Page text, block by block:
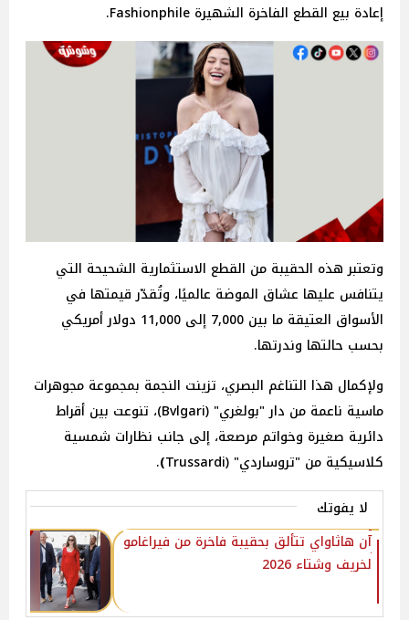
إعادة بيع القطع الفاخرة الشهيرة Fashionphile.
وتعتبر هذه الحقيبة من القطع الاستثمارية الشحيحة التي
يتنافس عليها عشاق الموضة عالميًا، وتُقدّر قيمتها في
الأسواق العتيقة ما بين 7,000 إلى 11,000 دولار أمريكي
بحسب حالتها وندرتها.
ولإكمال هذا التناغم البصري، تزينت النجمة بمجموعة مجوهرات
ماسية ناعمة من دار "بولغري" (Bvlgari)، تنوعت بين أقراط
دائرية صغيرة وخواتم مرصعة، إلى جانب نظارات شمسية
كلاسيكية من "تروساردي" (Trussardi
)
.
لا يفوتك
آن هاثاواي تتألق بحقيبة فاخرة من فيراغامو
لخريف وشتاء 2026